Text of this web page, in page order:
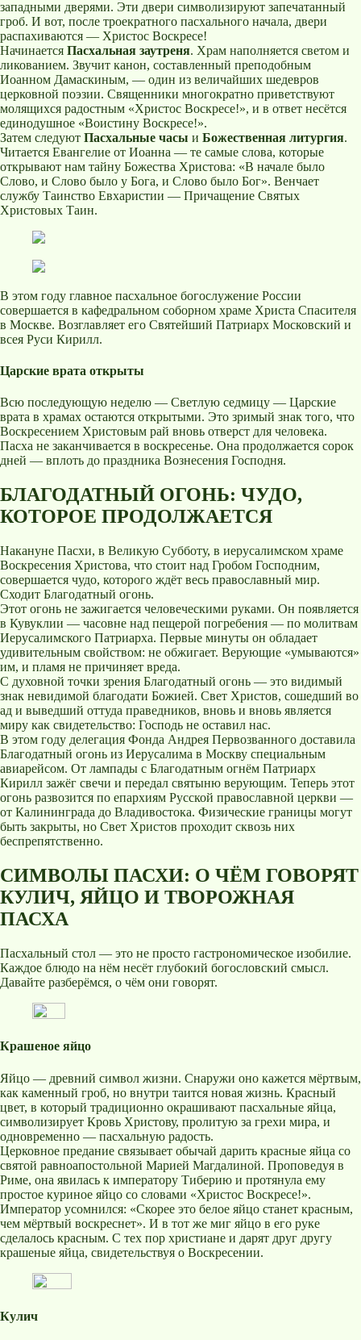
западными дверями. Эти двери символизируют запечатанный
гроб. И вот, после троекратного пасхального начала, двери
распахиваются — Христос Воскресе!
Начинается Пасхальная заутреня. Храм наполняется светом и
ликованием. Звучит канон, составленный преподобным
Иоанном Дамаскиным, — один из величайших шедевров
церковной поэзии. Священники многократно приветствуют
молящихся радостным «Христос Воскресе!», и в ответ несётся
единодушное «Воистину Воскресе!».
Затем следуют Пасхальные часы и Божественная литургия.
Читается Евангелие от Иоанна — те самые слова, которые
открывают нам тайну Божества Христова: «В начале было
Слово, и Слово было у Бога, и Слово было Бог». Венчает
службу Таинство Евхаристии — Причащение Святых
Христовых Таин.
В этом году главное пасхальное богослужение России
совершается в кафедральном соборном храме Христа Спасителя
в Москве. Возглавляет его Святейший Патриарх Московский и
всея Руси Кирилл.
Царские врата открыты
Всю последующую неделю — Светлую седмицу — Царские
врата в храмах остаются открытыми. Это зримый знак того, что
Воскресением Христовым рай вновь отверст для человека.
Пасха не заканчивается в воскресенье. Она продолжается сорок
дней — вплоть до праздника Вознесения Господня.
БЛАГОДАТНЫЙ ОГОНЬ: ЧУДО,
КОТОРОЕ ПРОДОЛЖАЕТСЯ
Накануне Пасхи, в Великую Субботу, в иерусалимском храме
Воскресения Христова, что стоит над Гробом Господним,
совершается чудо, которого ждёт весь православный мир.
Сходит Благодатный огонь.
Этот огонь не зажигается человеческими руками. Он появляется
в Кувуклии — часовне над пещерой погребения — по молитвам
Иерусалимского Патриарха. Первые минуты он обладает
удивительным свойством: не обжигает. Верующие «умываются»
им, и пламя не причиняет вреда.
С духовной точки зрения Благодатный огонь — это видимый
знак невидимой благодати Божией. Свет Христов, сошедший во
ад и выведший оттуда праведников, вновь и вновь является
миру как свидетельство: Господь не оставил нас.
В этом году делегация Фонда Андрея Первозванного доставила
Благодатный огонь из Иерусалима в Москву специальным
авиарейсом. От лампады с Благодатным огнём Патриарх
Кирилл зажёг свечи и передал святыню верующим. Теперь этот
огонь развозится по епархиям Русской православной церкви —
от Калининграда до Владивостока. Физические границы могут
быть закрыты, но Свет Христов проходит сквозь них
беспрепятственно.
СИМВОЛЫ ПАСХИ: О ЧЁМ ГОВОРЯТ
КУЛИЧ, ЯЙЦО И ТВОРОЖНАЯ
ПАСХА
Пасхальный стол — это не просто гастрономическое изобилие.
Каждое блюдо на нём несёт глубокий богословский смысл.
Давайте разберёмся, о чём они говорят.
Крашеное яйцо
Яйцо — древний символ жизни. Снаружи оно кажется мёртвым,
как каменный гроб, но внутри таится новая жизнь. Красный
цвет, в который традиционно окрашивают пасхальные яйца,
символизирует Кровь Христову, пролитую за грехи мира, и
одновременно — пасхальную радость.
Церковное предание связывает обычай дарить красные яйца со
святой равноапостольной Марией Магдалиной. Проповедуя в
Риме, она явилась к императору Тиберию и протянула ему
простое куриное яйцо со словами «Христос Воскресе!».
Император усомнился: «Скорее это белое яйцо станет красным,
чем мёртвый воскреснет». И в тот же миг яйцо в его руке
сделалось красным. С тех пор христиане и дарят друг другу
крашеные яйца, свидетельствуя о Воскресении.
Кулич